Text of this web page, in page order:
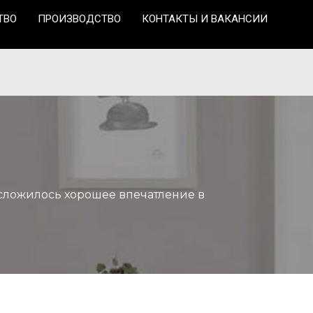
ПРОИЗВОДСТВО КОНТАКТЫ И ВАКАНСИИ
хорошее впечатление в